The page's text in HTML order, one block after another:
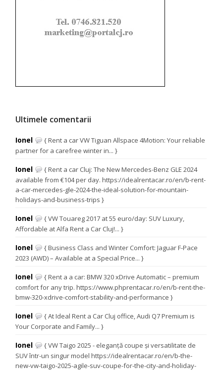
Ultimele comentarii
Ionel
{ Rent a car VW Tiguan Allspace 4Motion: Your reliable
partner for a carefree winter in... }
Ionel
{ Rent a car Cluj: The New Mercedes-Benz GLE 2024
available from €104 per day. https://idealrentacar.ro/en/b-rent-
a-car-mercedes-gle-2024-the-ideal-solution-for-mountain-
holidays-and-business-trips }
Ionel
{ VW Touareg 2017 at 55 euro/day: SUV Luxury,
Affordable at Alfa Rent a Car Cluj!... }
Ionel
{ Business Class and Winter Comfort: Jaguar F-Pace
2023 (AWD) – Available at a Special Price... }
Ionel
{ Rent a a car: BMW 320 xDrive Automatic – premium
comfort for any trip. https://www.phprentacar.ro/en/b-rent-the-
bmw-320-xdrive-comfort-stability-and-performance }
Ionel
{ At Ideal Rent a Car Cluj office, Audi Q7 Premium is
Your Corporate and Family... }
Ionel
{ VW Taigo 2025 - eleganță coupe și versatilitate de
SUV într-un singur model https://idealrentacar.ro/en/b-the-
new-vw-taigo-2025-agile-suv-coupe-for-the-city-and-holiday-